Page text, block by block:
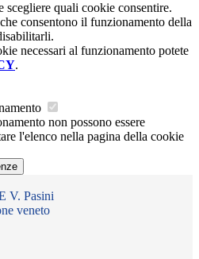
scegliere quali cookie consentire.
consentono il funzionamento della
necessari al funzionamento potete
.
non possono essere
l'elenco nella pagina della cookie
V. Pasini